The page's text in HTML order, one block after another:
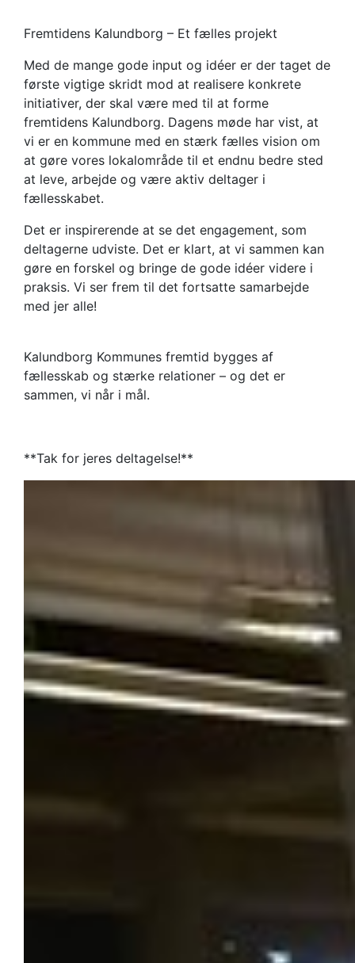
Fremtidens Kalundborg – Et fælles projekt
Med de mange gode input og idéer er der taget de
første vigtige skridt mod at realisere konkrete
initiativer, der skal være med til at forme
fremtidens Kalundborg. Dagens møde har vist, at
vi er en kommune med en stærk fælles vision om
at gøre vores lokalområde til et endnu bedre sted
at leve, arbejde og være aktiv deltager i
fællesskabet.
Det er inspirerende at se det engagement, som
deltagerne udviste. Det er klart, at vi sammen kan
gøre en forskel og bringe de gode idéer videre i
praksis. Vi ser frem til det fortsatte samarbejde
med jer alle!
Kalundborg Kommunes fremtid bygges af
fællesskab og stærke relationer – og det er
sammen, vi når i mål.
**Tak for jeres deltagelse!**